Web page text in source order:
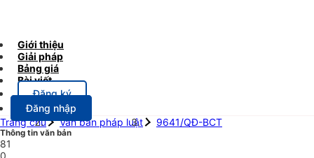
Giới thiệu
Giải pháp
Bảng giá
Bài viết
Đăng ký
Đăng nhập
Trang chủ
Văn bản pháp luật 9641/QĐ-BCT
Thông tin văn bản
81
0